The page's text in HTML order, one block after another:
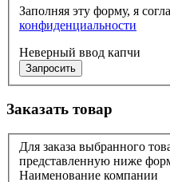
Заполняя эту форму, я
конфиденциальности
Неверный ввод капчи
Запросить
Заказать товар
Для заказа выбранного
представленную ниже
Наименование компании